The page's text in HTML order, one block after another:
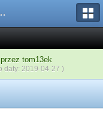
tom13ek
daty: 2019-04-27 )